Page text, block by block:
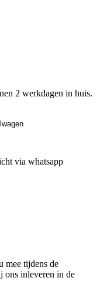
2 werkdagen in huis.
via whatsapp
mee tijdens de
ons inleveren in de